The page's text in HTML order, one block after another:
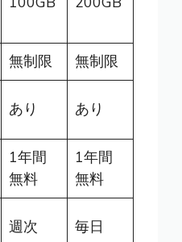
無制限
無制限
あり あり
1年間
無料
1年間
無料
週次 毎日